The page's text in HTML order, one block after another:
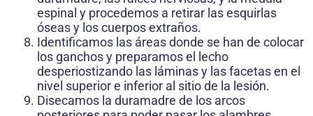
espinal y procedemos a retirar las esquirlas
óseas y los cuerpos extraños.
Identificamos las áreas donde se han de colocar
los ganchos y preparamos el lecho
desperiostizando las láminas y las facetas en el
nivel superior e inferior al sitio de la lesión.
Disecamos la duramadre de los arcos